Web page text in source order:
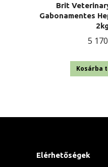
Brit
Gabonamentes
5 170
Kosárba
Elérhetőségek